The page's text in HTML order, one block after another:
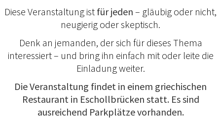
Diese Veranstaltung ist für jeden – gläubig oder nicht,
neugierig oder skeptisch.
Denk an jemanden, der sich für dieses Thema
interessiert – und bring ihn einfach mit oder leite die
Einladung weiter.
Die Veranstaltung findet in einem griechischen
Restaurant in Eschollbrücken statt. Es sind
ausreichend Parkplätze vorhanden.